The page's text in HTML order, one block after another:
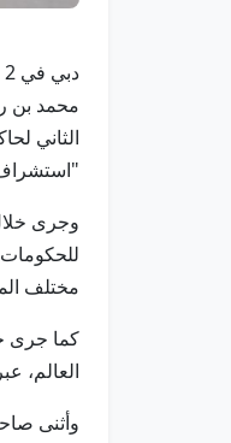
محمد بن
وجرى
مختلف
العالم،